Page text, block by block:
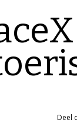
Deel